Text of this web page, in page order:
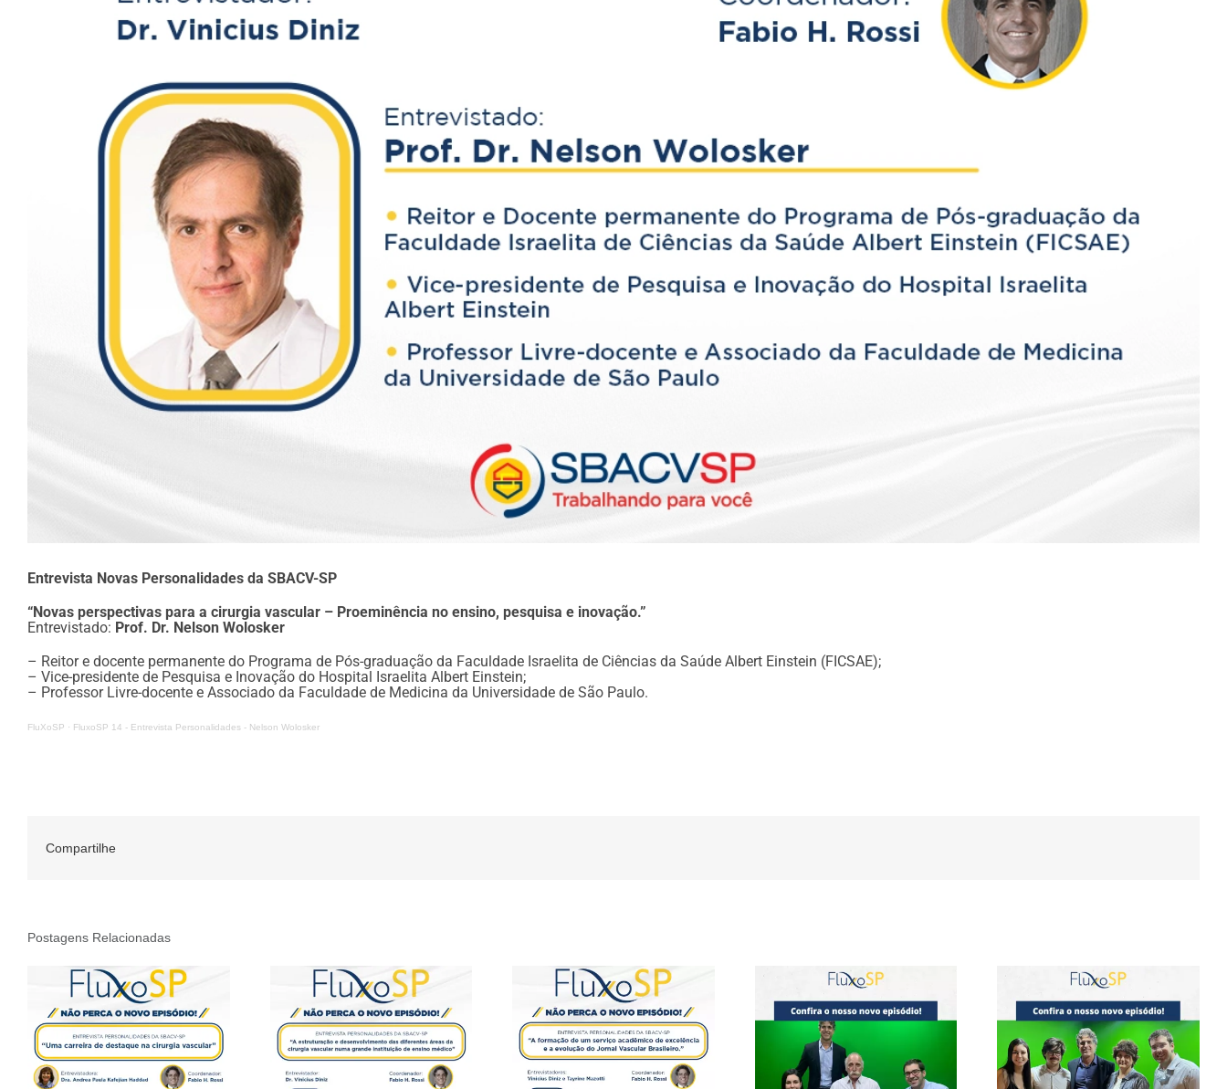
Entrevista Novas Personalidades da SBACV-SP
“Novas perspectivas para a cirurgia vascular – Proeminência no ensino, pesquisa e inovação.”
Entrevistado: Prof. Dr. Nelson Wolosker
– Reitor e docente permanente do Programa de Pós-graduação da Faculdade Israelita de Ciências da Saúde Albert Einstein (FICSAE);
– Vice-presidente de Pesquisa e Inovação do Hospital Israelita Albert Einstein;
– Professor Livre-docente e Associado da Faculdade de Medicina da Universidade de São Paulo.
FluXoSP · FluxoSP 14 - Entrevista Personalidades - Nelson Wolosker
Compartilhe
Postagens Relacionadas